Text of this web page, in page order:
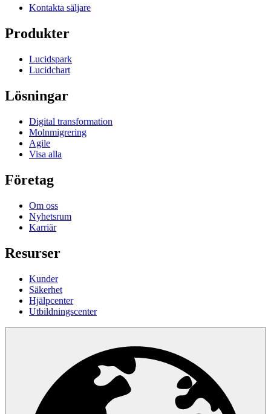
Kontakta säljare
Produkter
Lucidspark
Lucidchart
Lösningar
Digital transformation
Molnmigrering
Agile
Visa alla
Företag
Om oss
Nyhetsrum
Karriär
Resurser
Kunder
Säkerhet
Hjälpcenter
Utbildningscenter